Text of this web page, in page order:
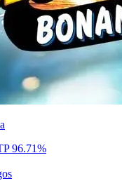
96.71%